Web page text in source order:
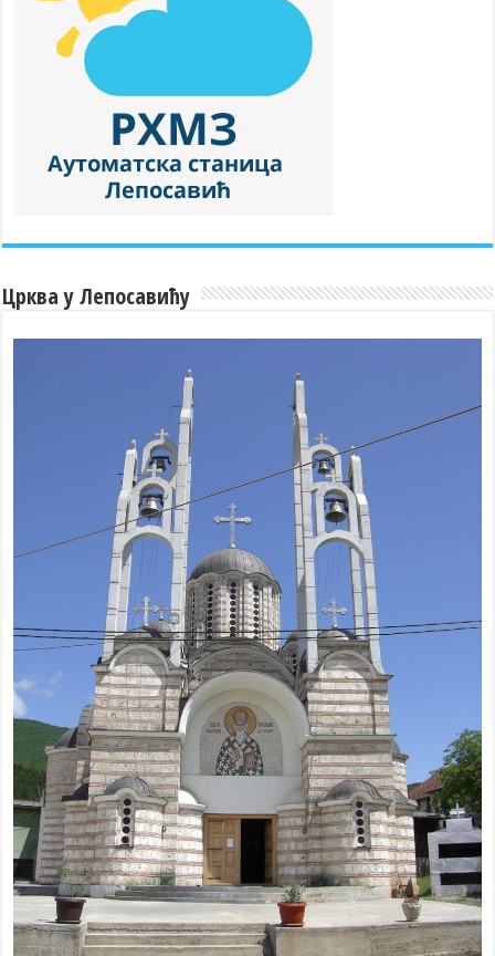
Црква у Лепосавићу